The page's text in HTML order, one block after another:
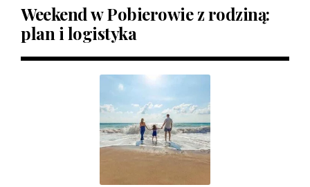
Weekend w Pobierowie z rodziną:
plan i logistyka